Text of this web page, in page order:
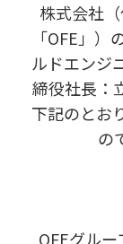
株式会社
「OFE」
ルドエンジ
締役社長：
下記のとお
の
OFEグル